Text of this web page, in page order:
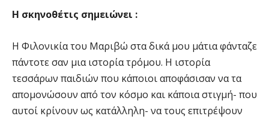
Η σκηνοθέτις σημειώνει :
Η Φιλονικία του Μαριβώ στα δικά μου μάτια φάνταζε
πάντοτε σαν μια ιστορία τρόμου. Η ιστορία
τεσσάρων παιδιών που κάποιοι αποφάσισαν να τα
απομονώσουν από τον κόσμο και κάποια στιγμή- που
αυτοί κρίνουν ως κατάλληλη- να τους επιτρέψουν